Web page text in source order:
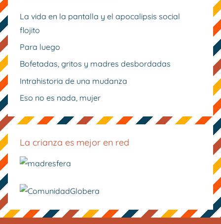
La vida en la pantalla y el apocalipsis social
flojito
Para luego
Bofetadas, gritos y madres desbordadas
Intrahistoria de una mudanza
Eso no es nada, mujer
La crianza es mejor en red